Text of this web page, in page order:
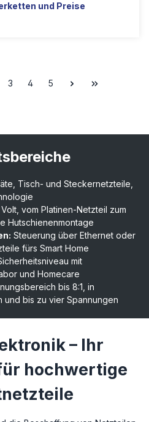
und Preise
3 4 5
Tisch- und Steckernetzteile,
vom Platinen-Netzteil zum
Hutschienenmontage
Steuerung über Ethernet oder
fürs Smart Home
mit
und Homecare
bis 8:1, in
und bis zu vier Spannungen
– Ihr
hochwertige